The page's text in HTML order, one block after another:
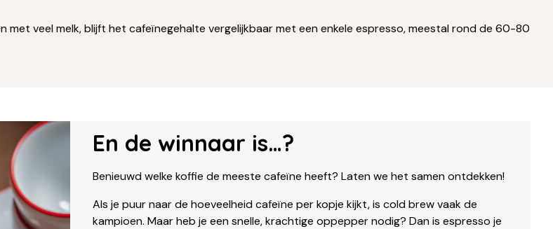
met veel melk, blijft het cafeïnegehalte vergelijkbaar met een enkele espresso, meestal rond de 60-80
En de winnaar is…?
Benieuwd welke koffie de meeste cafeïne heeft? Laten we het samen ontdekken!
Als je puur naar de hoeveelheid cafeïne per kopje kijkt, is cold brew vaak de
kampioen. Maar heb je een snelle, krachtige oppepper nodig? Dan is espresso je